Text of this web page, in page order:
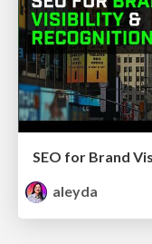
SEO for Brand
aleyda